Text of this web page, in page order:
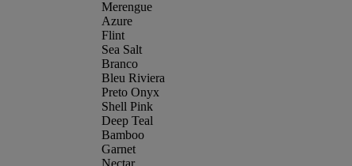
Merengue
Azure
Flint
Sea Salt
Branco
Bleu Riviera
Preto Onyx
Shell Pink
Deep Teal
Bamboo
Garnet
Nectar